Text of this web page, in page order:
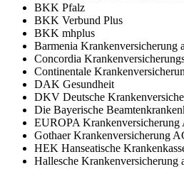
BKK Pfalz
BKK Verbund Plus
BKK mhplus
Barmenia Krankenversicherung
Concordia
Continentale
DAK Gesundheit
DKV Deutsche
Die Bayerische
EUROPA Krankenversicherung
Gothaer Krankenversicherung
HEK Hanseatische
Hallesche Krankenversicherung